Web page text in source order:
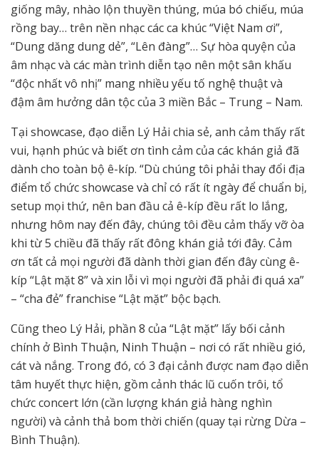
giống mây, nhào lộn thuyền thúng, múa bó chiếu, múa
rồng bay… trên nền nhạc các ca khúc “Việt Nam ơi”,
“Dung dăng dung dẻ”, “Lên đàng”… Sự hòa quyện của
âm nhạc và các màn trình diễn tạo nên một sân khấu
“độc nhất vô nhị” mang nhiều yếu tố nghệ thuật và
đậm âm hưởng dân tộc của 3 miền Bắc – Trung – Nam.
Tại showcase, đạo diễn Lý Hải chia sẻ, anh cảm thấy rất
vui, hạnh phúc và biết ơn tình cảm của các khán giả đã
dành cho toàn bộ ê-kíp. “Dù chúng tôi phải thay đổi địa
điểm tổ chức showcase và chỉ có rất ít ngày để chuẩn bị,
setup mọi thứ, nên ban đầu cả ê-kíp đều rất lo lắng,
nhưng hôm nay đến đây, chúng tôi đều cảm thấy vỡ òa
khi từ 5 chiều đã thấy rất đông khán giả tới đây. Cảm
ơn tất cả mọi người đã dành thời gian đến đây cùng ê-
kíp “Lật mặt 8” và xin lỗi vì mọi người đã phải đi quá xa”
– “cha đẻ” franchise “Lật mặt” bộc bạch.
Cũng theo Lý Hải, phần 8 của “Lật mặt” lấy bối cảnh
chính ở Bình Thuận, Ninh Thuận – nơi có rất nhiều gió,
cát và nắng. Trong đó, có 3 đại cảnh được nam đạo diễn
tâm huyết thực hiện, gồm cảnh thác lũ cuốn trôi, tổ
chức concert lớn (cần lượng khán giả hàng nghìn
người) và cảnh thả bom thời chiến (quay tại rừng Dừa –
Bình Thuận).